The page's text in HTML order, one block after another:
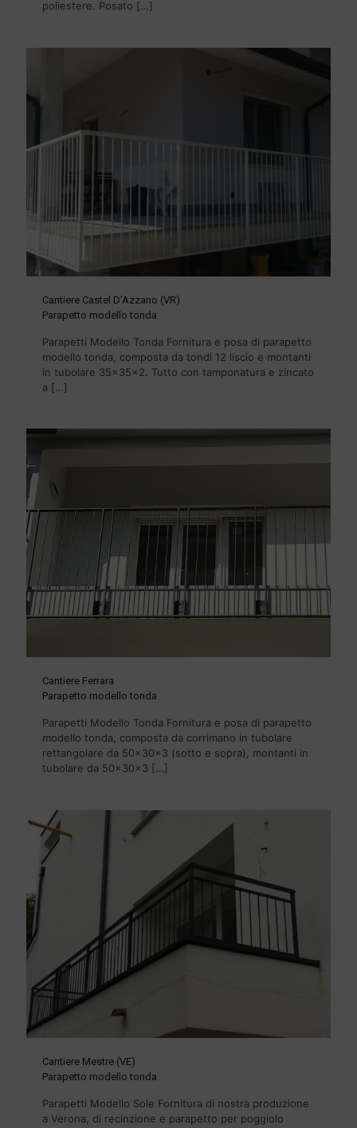
poliestere. Posato […]
Cantiere Castel D’Azzano (VR)
Parapetto modello tonda
Parapetti Modello Tonda Fornitura e posa di parapetto
modello tonda, composta da tondi 12 liscio e montanti
in tubolare 35x35x2. Tutto con tamponatura e zincato
a […]
Cantiere Ferrara
Parapetto modello tonda
Parapetti Modello Tonda Fornitura e posa di parapetto
modello tonda, composta da corrimano in tubolare
rettangolare da 50x30x3 (sotto e sopra), montanti in
tubolare da 50x30x3 […]
Cantiere Mestre (VE)
Parapetto modello tonda
Parapetti Modello Sole Fornitura di nostra produzione
a Verona, di recinzione e parapetto per poggiolo